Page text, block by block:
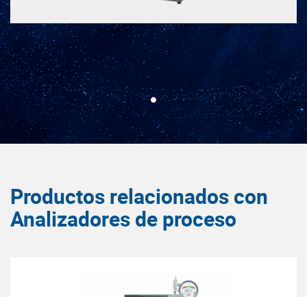
Productos relacionados con
Analizadores de proceso